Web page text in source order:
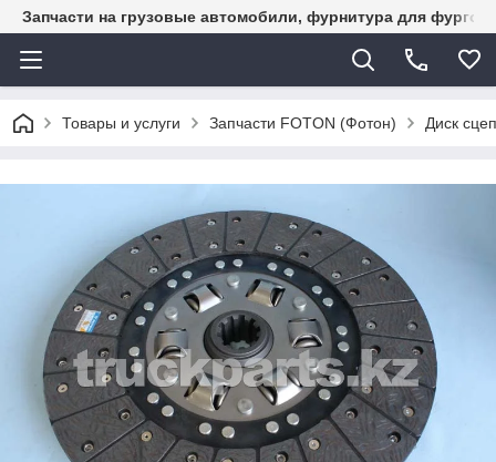
Запчасти на грузовые автомобили, фурнитура для
Товары и услуги Запчасти FOTON (Фотон) Диск